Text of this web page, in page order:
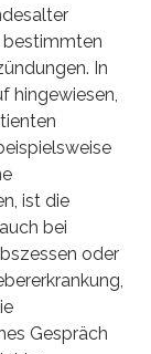
bestimmten
In
hingewiesen,
ist die
bei
oder
Gespräch